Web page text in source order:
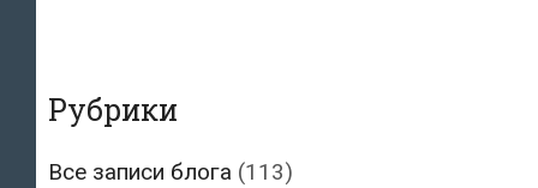
Рубрики
Все записи блога (113)